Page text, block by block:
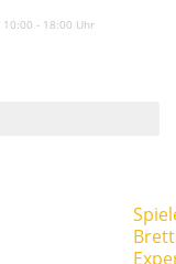
10:00 - 18:00 Uhr